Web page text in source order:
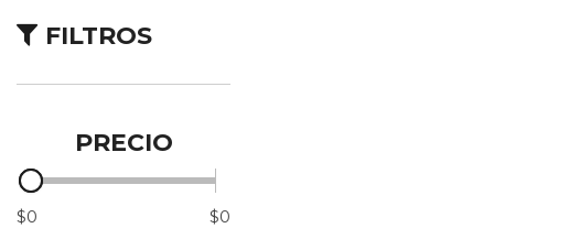
[2]
Híbridos & Eléctricos
FILTROS
PRECIO
$0 $0